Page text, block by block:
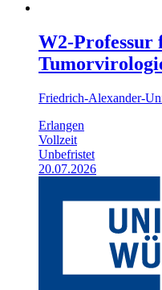
W2-
Friedrich-Alexander-
Erlangen
Vollzeit
Unbefristet
20.07.2026